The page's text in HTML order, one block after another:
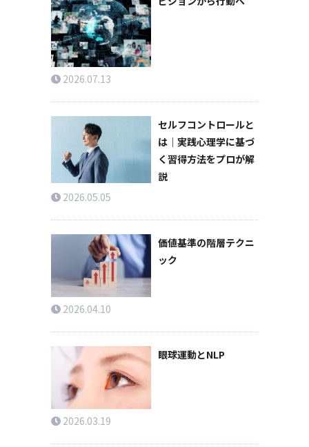
2026.07.13
セルフコントロールと
は｜実践心理学に基づ
く習得方法をプロが解
説
2026.05.05
価値基準の階層テクニ
ック
2026.04.10
眼球運動とNLP
2026.03.19